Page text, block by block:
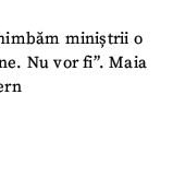
miniștrii o
Nu vor fi”. Maia